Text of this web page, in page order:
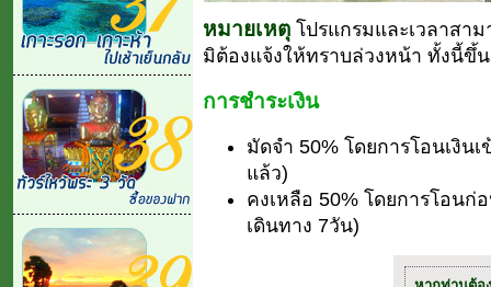
หมายเหตุ โปรแกรมและเวลาสา
มิต้องแจ้งให้ทราบล่วงหน้า ทั้งนี้ขึ้
การชำระเงิน
มัดจำ 50% โดยการโอนเงิน
แล้ว)
คงเหลือ 50% โดยการโอน
เดินทาง 7วัน)